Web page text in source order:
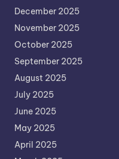
December 2025
November 2025
October 2025
September 2025
August 2025
July 2025
June 2025
May 2025
April 2025